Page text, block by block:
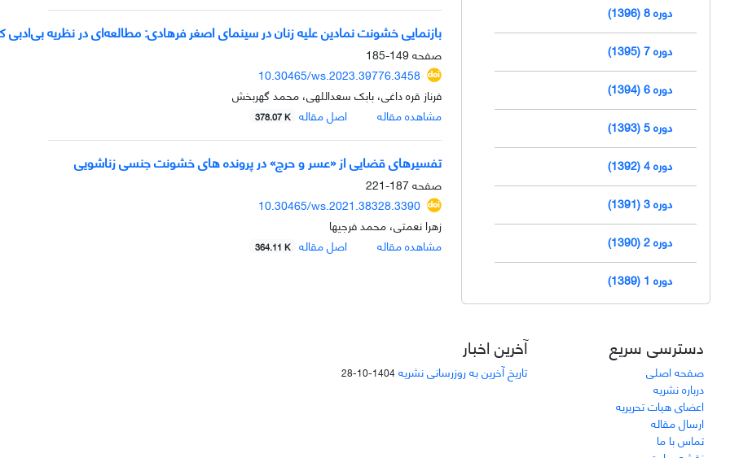
بازنمایی خشونت نمادین علیه زنان در سینمای اصغر فرهادی: مطالعه‌ای در نظریه بی‌ادبی
صفحه149-185
10.30465/ws.2023.39776.3458
فرناز قره داغی، بابک سعداللهی، محمد گهربخش
مشاهده مقاله
اصل مقاله 378.07 K
تفسیرهای قضایی از «عسر و حرج» در پرونده های خشونت جنسی زناشویی
صفحه187-221
10.30465/ws.2021.38328.3390
زهرا نعمتی، محمد فرجیها
مشاهده مقاله
اصل مقاله 364.11 K
دوره 8 (1396)
دوره 7 (1395)
دوره 6 (1394)
دوره 5 (1393)
دوره 4 (1392)
دوره 3 (1391)
دوره 2 (1390)
دوره 1 (1389)
دسترسی سریع
صفحه اصلی
درباره نشریه
اعضای هیات تحریریه
ارسال مقاله
تماس با ما
آخرین اخبار
تاریخ آخرین به روزرسانی نشریه1404-10-28